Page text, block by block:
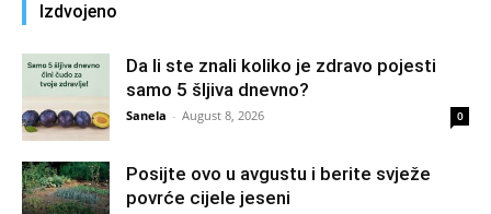
Izdvojeno
Da li ste znali koliko je zdravo pojesti
samo 5 šljiva dnevno?
Sanela - August 8, 2026 0
Posijte ovo u avgustu i berite svježe
povrće cijele jeseni